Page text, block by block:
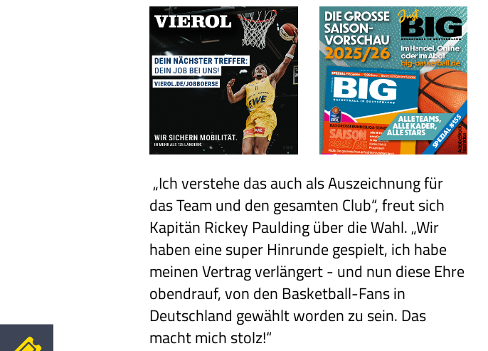
„Ich verstehe das auch als Auszeichnung für
das Team und den gesamten Club“, freut sich
Kapitän Rickey Paulding über die Wahl. „Wir
haben eine super Hinrunde gespielt, ich habe
meinen Vertrag verlängert - und nun diese Ehre
obendrauf, von den Basketball-Fans in
Deutschland gewählt worden zu sein. Das
macht mich stolz!“